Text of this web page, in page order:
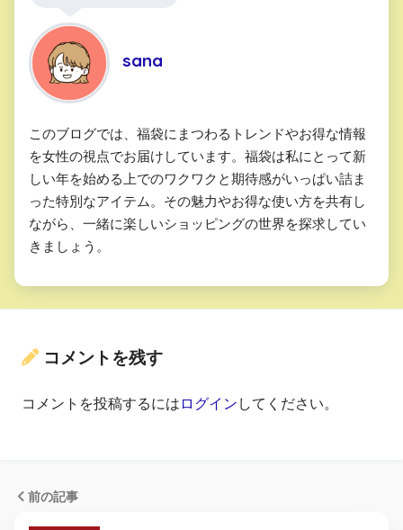
sana
このブログでは、福袋にまつわるトレンドやお得な情報
を女性の視点でお届けしています。福袋は私にとって新
しい年を始める上でのワクワクと期待感がいっぱい詰ま
った特別なアイテム。その魅力やお得な使い方を共有し
ながら、一緒に楽しいショッピングの世界を探求してい
きましょう。
コメントを残す
コメントを投稿するには ログイン してください。
前の記事